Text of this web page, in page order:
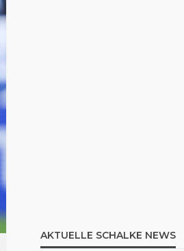
AKTUELLE SCHALKE NEWS